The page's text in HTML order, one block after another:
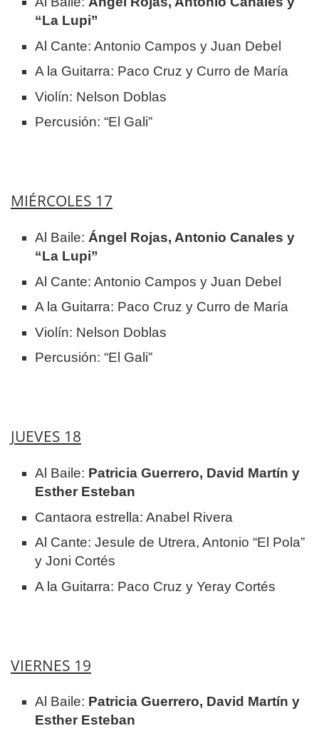
“La Lupi”
Al Cante: Antonio Campos y Juan Debel
A la Guitarra: Paco Cruz y Curro de María
Violín: Nelson Doblas
Percusión: “El Gali”
MIÉRCOLES 17
Al Baile: Ángel Rojas, Antonio Canales y
“La Lupi”
Al Cante: Antonio Campos y Juan Debel
A la Guitarra: Paco Cruz y Curro de María
Violín: Nelson Doblas
Percusión: “El Gali”
JUEVES 18
Al Baile: Patricia Guerrero, David Martín y
Esther Esteban
Cantaora estrella: Anabel Rivera
Al Cante: Jesule de Utrera, Antonio “El Pola”
y Joni Cortés
A la Guitarra: Paco Cruz y Yeray Cortés
VIERNES 19
Al Baile: Patricia Guerrero, David Martín y
Esther Esteban